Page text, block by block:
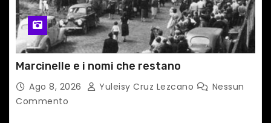
Marcinelle e i nomi che restano
Ago 8, 2026 Yuleisy Cruz Lezcano
Nessun
Commento